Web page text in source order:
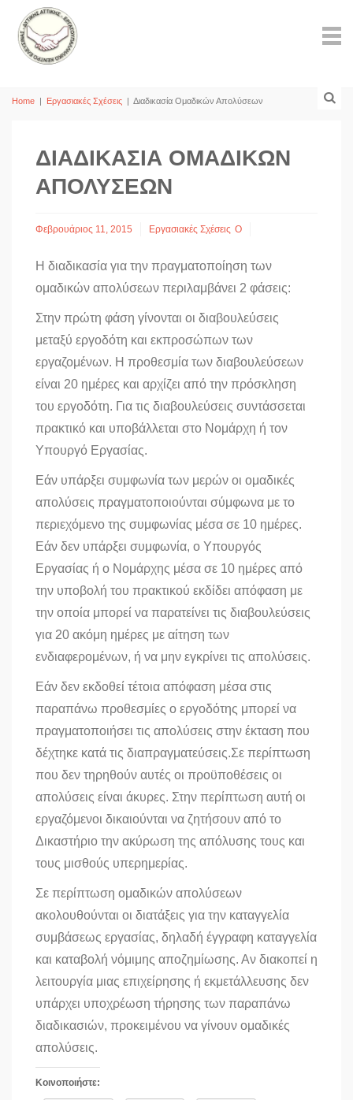
Home | Εργασιακές Σχέσεις | Διαδικασία Ομαδικών Απολύσεων
ΔΙΑΔΙΚΑΣΊΑ ΟΜΑΔΙΚΏΝ
ΑΠΟΛΎΣΕΩΝ
Φεβρουάριος 11, 2015 Εργασιακές Σχέσεις Ο
Η διαδικασία για την πραγματοποίηση των
ομαδικών απολύσεων περιλαμβάνει 2 φάσεις:
Στην πρώτη φάση γίνονται οι διαβουλεύσεις
μεταξύ εργοδότη και εκπροσώπων των
εργαζομένων. Η προθεσμία των διαβουλεύσεων
είναι 20 ημέρες και αρχίζει από την πρόσκληση
του εργοδότη. Για τις διαβουλεύσεις συντάσσεται
πρακτικό και υποβάλλεται στο Νομάρχη ή τον
Υπουργό Εργασίας.
Εάν υπάρξει συμφωνία των μερών οι ομαδικές
απολύσεις πραγματοποιούνται σύμφωνα με το
περιεχόμενο της συμφωνίας μέσα σε 10 ημέρες.
Εάν δεν υπάρξει συμφωνία, ο Υπουργός
Εργασίας ή ο Νομάρχης μέσα σε 10 ημέρες από
την υποβολή του πρακτικού εκδίδει απόφαση με
την οποία μπορεί να παρατείνει τις διαβουλεύσεις
για 20 ακόμη ημέρες με αίτηση των
ενδιαφερομένων, ή να μην εγκρίνει τις απολύσεις.
Εάν δεν εκδοθεί τέτοια απόφαση μέσα στις
παραπάνω προθεσμίες ο εργοδότης μπορεί να
πραγματοποιήσει τις απολύσεις στην έκταση που
δέχτηκε κατά τις διαπραγματεύσεις.Σε περίπτωση
που δεν τηρηθούν αυτές οι προϋποθέσεις οι
απολύσεις είναι άκυρες. Στην περίπτωση αυτή οι
εργαζόμενοι δικαιούνται να ζητήσουν από το
Δικαστήριο την ακύρωση της απόλυσης τους και
τους μισθούς υπερημερίας.
Σε περίπτωση ομαδικών απολύσεων
ακολουθούνται οι διατάξεις για την καταγγελία
συμβάσεως εργασίας, δηλαδή έγγραφη καταγγελία
και καταβολή νόμιμης αποζημίωσης. Αν διακοπεί η
λειτουργία μιας επιχείρησης ή εκμετάλλευσης δεν
υπάρχει υποχρέωση τήρησης των παραπάνω
διαδικασιών, προκειμένου να γίνουν ομαδικές
απολύσεις.
Κοινοποιήστε: